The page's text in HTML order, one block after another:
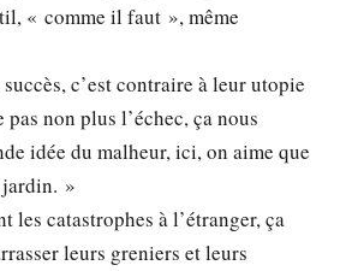
« comme il faut », même
c’est contraire à leur utopie
non plus l’échec, ça nous
idée du malheur, ici, on aime que
»
les catastrophes à l’étranger, ça
leurs greniers et leurs